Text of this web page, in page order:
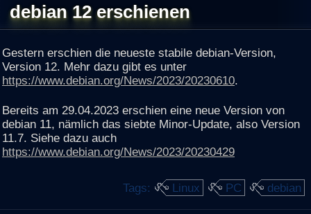
debian 12 erschienen
Gestern erschien die neueste stabile debian-Version,
Version 12. Mehr dazu gibt es unter
https://www.debian.org/News/2023/20230610.
Bereits am 29.04.2023 erschien eine neue Version von
debian 11, nämlich das siebte Minor-Update, also Version
11.7. Siehe dazu auch
https://www.debian.org/News/2023/20230429
Tags: Linux PC debian